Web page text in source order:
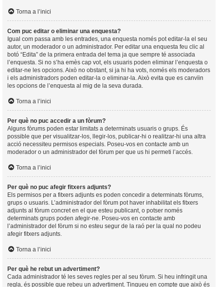
Torna a l’inici
Com puc editar o eliminar una enquesta?
Igual com passa amb les entrades, una enquesta només pot editar-la el seu
autor, un moderador o un administrador. Per editar una enquesta feu clic al
botó “Edita” de la primera entrada del tema ja que sempre té associada
l’enquesta. Si no s’ha emès cap vot, els usuaris poden eliminar l’enquesta o
editar-ne les opcions. Això no obstant, si ja hi ha vots, només els moderadors
i els administradors poden editar-la o eliminar-la. Això evita que es canvïin
les opcions de l’enquesta al mig de la seva durada.
Torna a l’inici
Per què no puc accedir a un fòrum?
Alguns fòrums poden estar limitats a determinats usuaris o grups. És
possible que per visualitzar-los, llegir-los, publicar-hi o realitzar-hi una altra
acció necessiteu permisos especials. Poseu-vos en contacte amb un
moderador o un administrador del fòrum per que us hi permeti l’accés.
Torna a l’inici
Per què no puc afegir fitxers adjunts?
Els permisos per a fitxers adjunts es poden concedir a determinats fòrums,
grups o usuaris. L’administrador del fòrum pot haver inhabilitat els fitxers
adjunts al fòrum concret en el que esteu publicant, o potser només
determinats grups poden afegir-ne. Poseu-vos en contacte amb
l’administrador del fòrum si no esteu segur de la raó per la qual no podeu
afegir fitxers adjunts.
Torna a l’inici
Per què he rebut un advertiment?
Cada administrador té les seves regles per al seu fòrum. Si heu infringit una
regla, és possible que rebeu un advertiment. Tingueu en compte que això és